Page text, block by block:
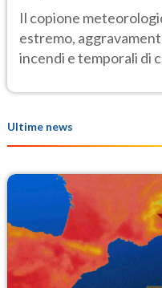
Il copione
estremo,
incendi e temporali di
Ultime news